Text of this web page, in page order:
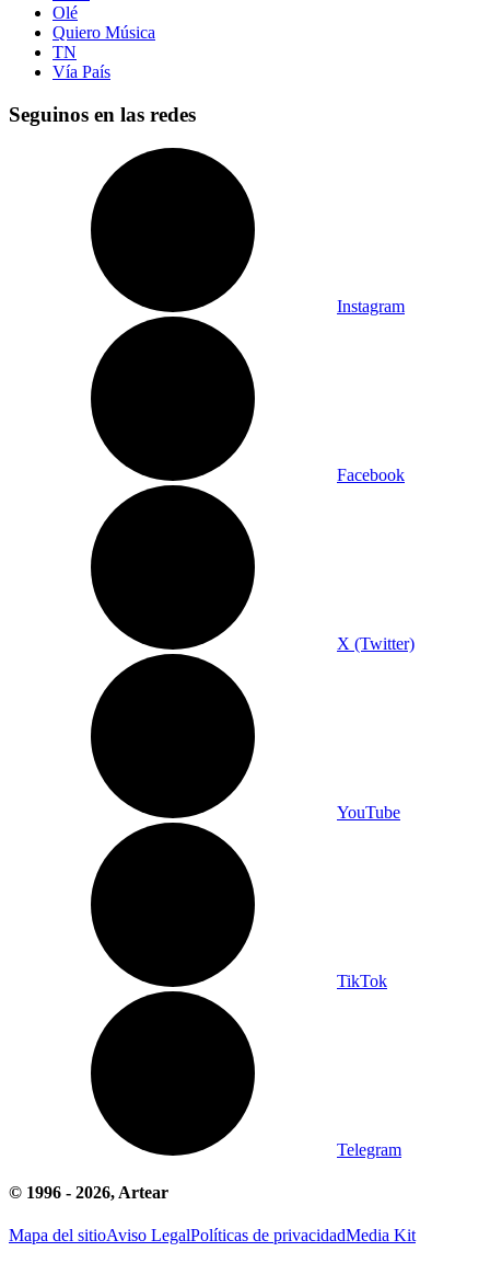
Olé
Quiero Música
TN
Vía País
Seguinos en las redes
Instagram
Facebook
X (Twitter)
YouTube
TikTok
Telegram
© 1996 - 2026, Artear
Mapa del sitioAviso LegalPolíticas de privacidadMedia Kit